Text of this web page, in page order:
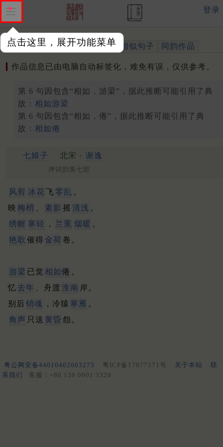
点击这里，展开功能菜单
登录
作品 标注四声 出处、引用 相似句子 同韵作品
作品信息已由电脑自动标签化，难免有误，仅供参考。
第 6 句因包含“相如，游梁”，据此推断可能引用了典
故： 相如游梁
第 6 句因包含“相如，倦”，据此推断可能引用了典
故： 相如倦
七娘子 北宋 · 谢逸
押词韵第七部
风剪 冰花飞 零乱 。
映 梅梢 素影 摇 清浅 。
绣幄 寒轻 ， 兰熏 烟暖 。
艳歌 催得 金荷 卷。
游梁 已觉 相如倦 。
忆去年 、舟渡 淮南 岸。
别后 销魂 ，冷猿 寒雁 。
角声 只送 黄昏 怨。
粤公网安备44010402003275 粤ICP备17077571号 关于本站
联
系我们
客服：+86 136 0901 3320